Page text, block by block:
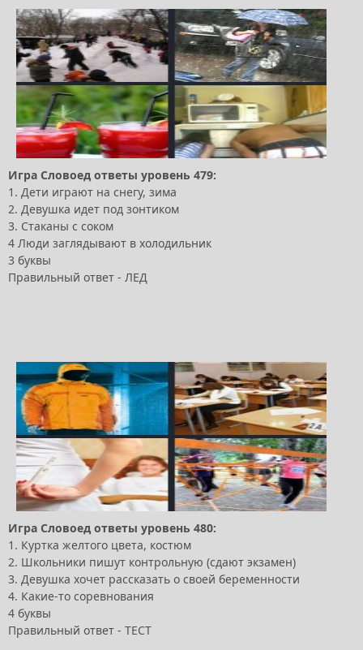
Игра Словоед ответы уровень 479:
1. Дети играют на снегу, зима
2. Девушка идет под зонтиком
3. Стаканы с соком
4 Люди заглядывают в холодильник
3 буквы
Правильный ответ - ЛЕД
Игра Словоед ответы уровень 480:
1. Куртка желтого цвета, костюм
2. Школьники пишут контрольную (сдают экзамен)
3. Девушка хочет рассказать о своей беременности
4. Какие-то соревнования
4 буквы
Правильный ответ - ТЕСТ